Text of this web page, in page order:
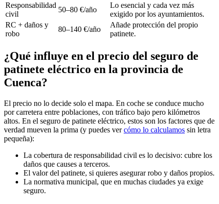
Responsabilidad
civil
50–80 €/año
Lo esencial y cada vez más
exigido por los ayuntamientos.
RC + daños y
robo
80–140 €/año
Añade protección del propio
patinete.
¿Qué influye en el precio del seguro de
patinete eléctrico en la provincia de
Cuenca?
El precio no lo decide solo el mapa. En coche se conduce mucho
por carretera entre poblaciones, con tráfico bajo pero kilómetros
altos. En el seguro de patinete eléctrico, estos son los factores que de
verdad mueven la prima (y puedes vercómo lo calculamos sin letra
pequeña):
La cobertura de responsabilidad civil es lo decisivo: cubre los
daños que causes a terceros.
El valor del patinete, si quieres asegurar robo y daños propios.
La normativa municipal, que en muchas ciudades ya exige
seguro.